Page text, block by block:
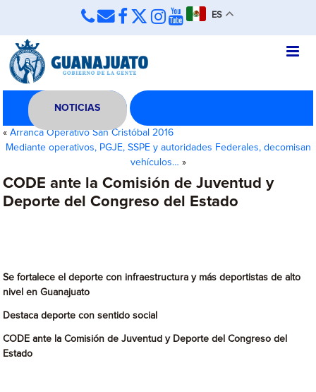
ES
NOTICIAS
«Arranca Operativo San Cristóbal 2016
Mediante operativos, PGJE, SSPE y autoridades Federales, decomisan
vehículos… »
CODE ante la Comisión de Juventud y
Deporte del Congreso del Estado
Se fortalece el deporte con infraestructura y más deportistas de alto
nivel en Guanajuato
Destaca deporte con sentido social
CODE ante la Comisión de Juventud y Deporte del Congreso del
Estado